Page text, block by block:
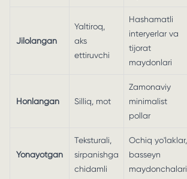
Jilolangan
Yaltiroq,
aks
ettiruvchi
Hashamatli
interyerlar va
tijorat
maydonlari
Honlangan Silliq, mot
Zamonaviy
minimalist
pollar
Yonayotgan
Teksturali,
sirpanishga
chidamli
Ochiq yo'laklar,
basseyn
maydonchalari